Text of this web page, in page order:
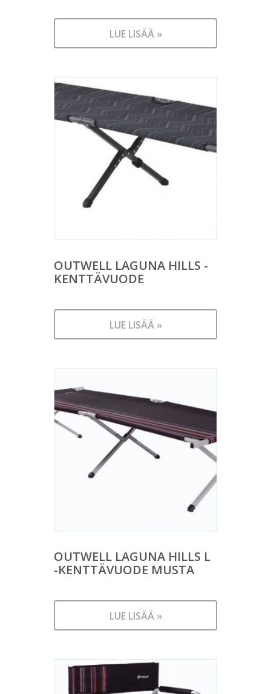
LUE LISÄÄ »
OUTWELL LAGUNA HILLS -
KENTTÄVUODE
LUE LISÄÄ »
OUTWELL LAGUNA HILLS L
-KENTTÄVUODE MUSTA
LUE LISÄÄ »